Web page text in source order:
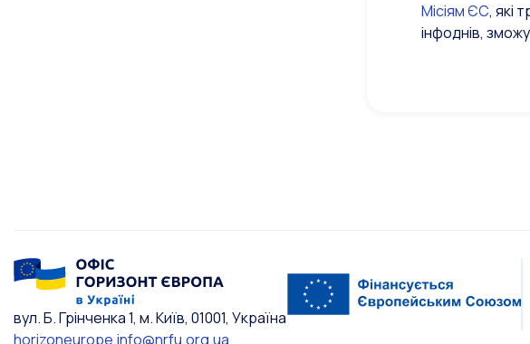
Місіям ЄС, які
інфоднів,
вул. Б. Грінченка 1, м. Київ, 01001, Україна
horizoneurope.info@nrfu.org.ua